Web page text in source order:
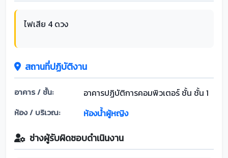
ไฟเสีย 4 ดวง
สถานที่ปฏิบัติงาน
อาคาร / ชั้น: อาคารปฏิบัติการคอมพิวเตอร์ ชั้น ชั้น 1
ห้อง / บริเวณ: ห้องน้ำผู้หญิง
ช่างผู้รับผิดชอบดำเนินงาน